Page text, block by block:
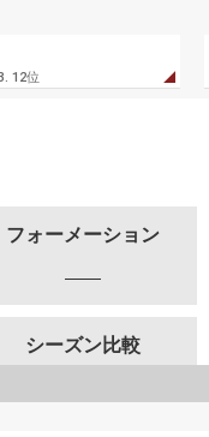
12位
フォーメーション
シーズン比較